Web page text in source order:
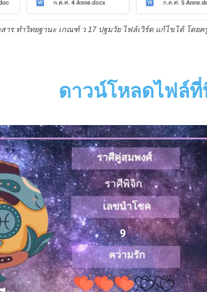
าร ทำวิทยฐานะ เกณฑ์ ว 17 ปฐมวัย ไฟล์เวิร์ด แก้ไขได้ โดย
ดาวน์โหลดไฟล์